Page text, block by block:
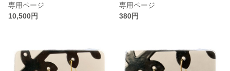
専用ページ
10,500円
専用ページ
380円